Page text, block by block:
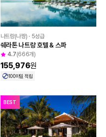
나트랑(나짱) · 5성급
쉐라톤 나트랑 호텔 & 스파
4.7(666개)
155,976원
100마일 적립
BEST